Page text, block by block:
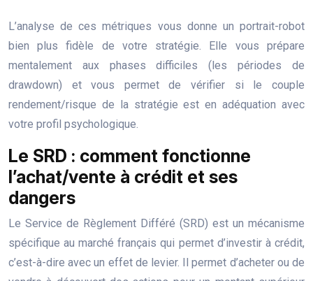
L’analyse de ces métriques vous donne un portrait-robot
bien plus fidèle de votre stratégie. Elle vous prépare
mentalement aux phases difficiles (les périodes de
drawdown) et vous permet de vérifier si le couple
rendement/risque de la stratégie est en adéquation avec
votre profil psychologique.
Le SRD : comment fonctionne
l’achat/vente à crédit et ses
dangers
Le Service de Règlement Différé (SRD) est un mécanisme
spécifique au marché français qui permet d’investir à crédit,
c’est-à-dire avec un effet de levier. Il permet d’acheter ou de